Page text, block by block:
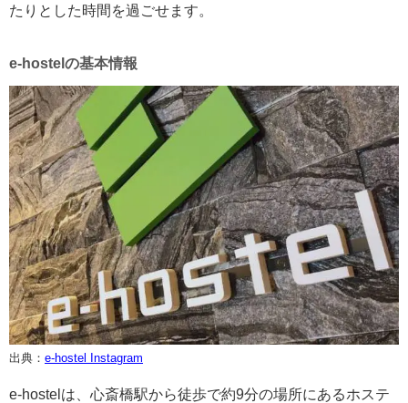
たりとした時間を過ごせます。
e-hostelの基本情報
出典： e-hostel Instagram
e-hostelは、心斎橋駅から徒歩で約9分の場所にあるホステ